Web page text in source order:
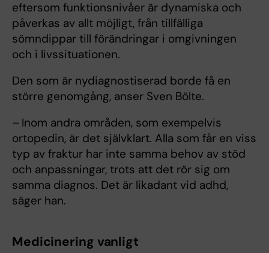
eftersom funktionsnivåer är dynamiska och
påverkas av allt möjligt, från tillfälliga
sömndippar till förändringar i omgivningen
och i livssituationen.
Den som är nydiagnostiserad borde få en
större genomgång, anser Sven Bölte.
– Inom andra områden, som exempelvis
ortopedin, är det självklart. Alla som får en viss
typ av fraktur har inte samma behov av stöd
och anpassningar, trots att det rör sig om
samma diagnos. Det är likadant vid adhd,
säger han.
Medicinering vanligt